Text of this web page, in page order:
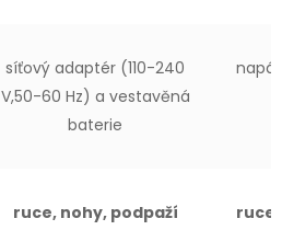
síťový adaptér (110-240
V,50-60 Hz) a vestavěná
baterie
ruce, nohy, podpaží